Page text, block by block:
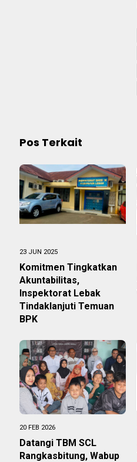
Pos Terkait
23 JUN 2025
Komitmen Tingkatkan
Akuntabilitas,
Inspektorat Lebak
Tindaklanjuti Temuan
BPK
20 FEB 2026
Datangi TBM SCL
Rangkasbitung, Wabup